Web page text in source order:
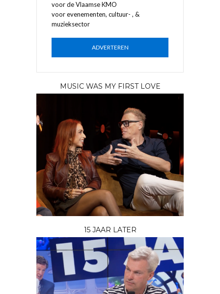
voor de Vlaamse KMO
voor evenementen, cultuur- , &
muzieksector
ADVERTEREN
MUSIC WAS MY FIRST LOVE
15 JAAR LATER